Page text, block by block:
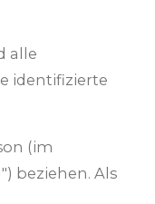
alle
identifizierte
(im
beziehen. Als